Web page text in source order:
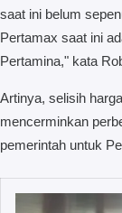
saat ini belum
Pertamax saat ini
Pertamina," kata
Artinya, selisih
mencerminkan
pemerintah untuk